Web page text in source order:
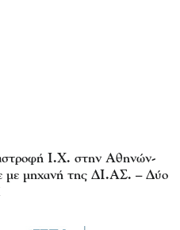
Ι.Χ. στην Αθηνών-
με μηχανή της ΔΙ.ΑΣ. – Δύο